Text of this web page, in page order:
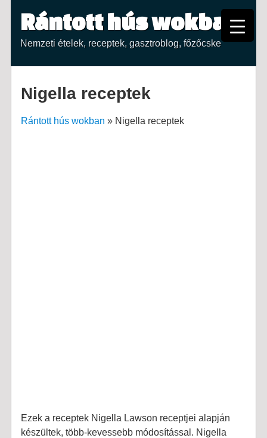
Rántott hús wokban
Nemzeti ételek, receptek, gasztroblog, főzőcske
Nigella receptek
Rántott hús wokban » Nigella receptek
Ezek a receptek Nigella Lawson receptjei alapján
készültek, több-kevessebb módosítással. Nigella